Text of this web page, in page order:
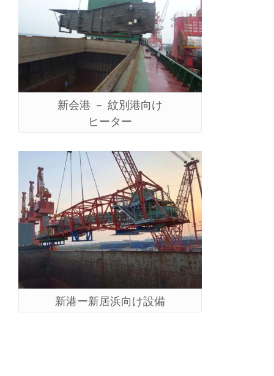
新会港 － 紋別港向け
ヒーター
新港ー新居浜向け設備